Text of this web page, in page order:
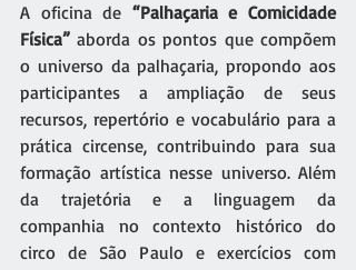
A oficina de “Palhaçaria e Comicidade
Física” aborda os pontos que compõem
o universo da palhaçaria, propondo aos
participantes a ampliação de seus
recursos, repertório e vocabulário para a
prática circense, contribuindo para sua
formação artística nesse universo. Além
da trajetória e a linguagem da
companhia no contexto histórico do
circo de São Paulo e exercícios com